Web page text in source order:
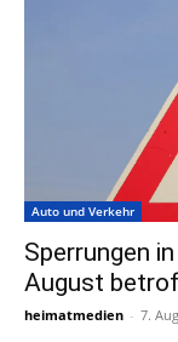
Auto und Verkehr
Sperrungen
August
heimatmedien - 7.